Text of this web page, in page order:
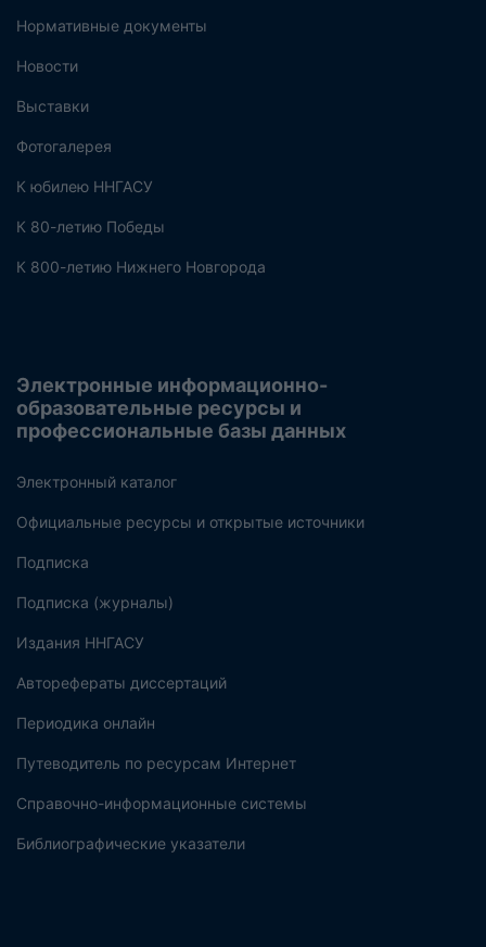
Нормативные документы
Новости
Выставки
Фотогалерея
К юбилею ННГАСУ
К 80-летию Победы
К 800-летию Нижнего Новгорода
Электронные информационно-
образовательные ресурсы и
профессиональные базы данных
Электронный каталог
Официальные ресурсы и открытые источники
Подписка
Подписка (журналы)
Издания ННГАСУ
Авторефераты диссертаций
Периодика онлайн
Путеводитель по ресурсам Интернет
Справочно-информационные системы
Библиографические указатели